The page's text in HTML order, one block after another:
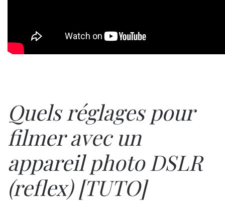
Quels réglages pour
filmer avec un
appareil photo DSLR
(reflex) [TUTO]